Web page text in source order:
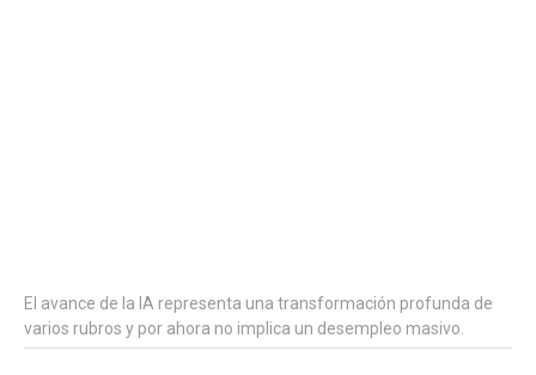
El avance de la IA representa una transformación profunda de
varios rubros y por ahora no implica un desempleo masivo.